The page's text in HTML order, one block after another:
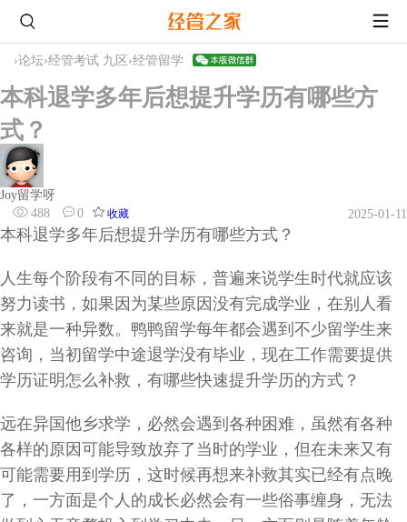
›论坛›经管考试 九区 ›经管留学
本科退学多年后想提升学历有哪些方
式？
Joy留学呀
488
0 收藏 2025-01-11
本科退学多年后想提升学历有哪些方式？
人生每个阶段有不同的目标，普遍来说学生时代就应该
努力读书，如果因为某些原因没有完成学业，在别人看
来就是一种异数。鸭鸭留学每年都会遇到不少留学生来
咨询，当初留学中途退学没有毕业，现在工作需要提供
学历证明怎么补救，有哪些快速提升学历的方式？
远在异国他乡求学，必然会遇到各种困难，虽然有各种
各样的原因可能导致放弃了当时的学业，但在未来又有
可能需要用到学历，这时候再想来补救其实已经有点晚
了，一方面是个人的成长必然会有一些俗事缠身，无法